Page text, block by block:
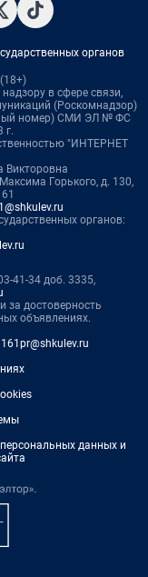
органов
в сфере связи,
(Роскомнадзор)
номер) СМИ ЭЛ № ФС
г.
"ИНТЕРНЕТ
Викторовна
Горького, д. 130,
органов:
41-34 доб. 3335,
за достоверность
объявлениях.
161pr@shkulev.ru
данных и